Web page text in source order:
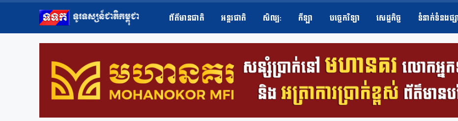
ព័ត៌មានជាតិ អន្តរជាតិ សិល្ប​: កីឡា បច្ចេកវិទ្យា សេដ្ឋកិច្ច ទំនាក់ទំនងផ្